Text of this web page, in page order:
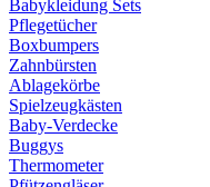
Babykleidung Sets
Pflegetücher
Boxbumpers
Zahnbürsten
Ablagekörbe
Spielzeugkästen
Baby-Verdecke
Buggys
Thermometer